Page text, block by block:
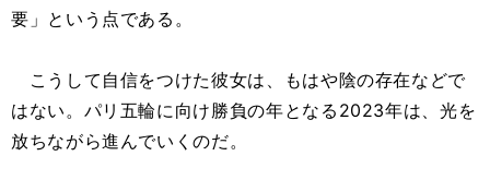
要」という点である。
こうして自信をつけた彼女は、もはや陰の存在などで
はない。パリ五輪に向け勝負の年となる2023年は、光を
放ちながら進んでいくのだ。